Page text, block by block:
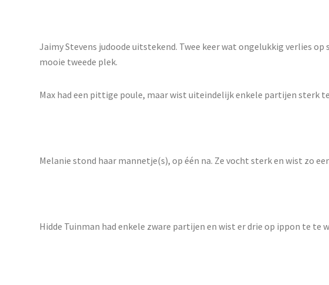
Jaimy Stevens judoode uitstekend. Twee keer wat ongelukkig verlies
mooie tweede plek.
Max had een pittige poule, maar wist uiteindelijk enkele partijen sterk
Melanie stond haar mannetje(s), op één na. Ze vocht sterk en wist zo
Hidde Tuinman had enkele zware partijen en wist er drie op ippon te te